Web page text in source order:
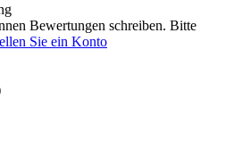
Bewertungen schreiben. Bitte
Sie ein Konto